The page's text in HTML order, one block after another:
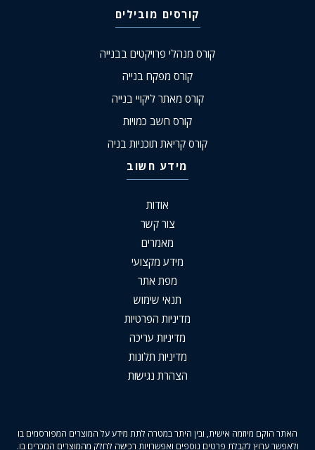
קורסים מובילים
קורס מנהלי פרויקטים בבנייה
קורס מפקח בנייה
קורס מאתר ליקויי בנייה
קורס חשב כמויות
קורס קריאת תוכניות בניה
מידע חשוב
אודות
צור קשר
מאמרים
מידע מקצועי
מפת אתר
תנאי שימוש
מדיניות הפרטיות
מדיניות עריכה
מדיניות תלונות
הצהרת נגישות
האתר הוקם מיוזמה אישית, ובין היתר במטרה לתת מידע על המוצרים המפורסמים בו
ולאפשר ערוץ לקבלת פרטים נוספים ואפשרויות רכישה לחלק מהמוצרים הנזכרים בו.